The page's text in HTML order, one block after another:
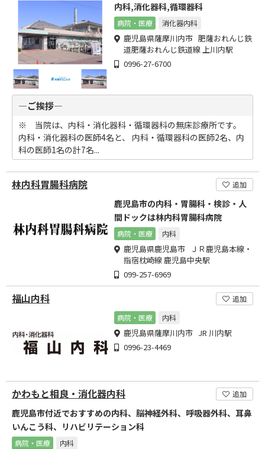
内科,消化器科,循環器科
病院・医療 消化器内科
鹿児島県薩摩川内市 肥薩おれんじ鉄
道肥薩おれんじ鉄道線 上川内駅
0996-27-6700
―ご挨拶―
※ 当院は、内科・消化器科・循環器科の無床診療所です。
内科・消化器科の医師4名と、 内科・循環器科の医師2名、内
科の医師1名の計7名...
林内科胃腸科病院 追加
鹿児島市の内科・胃腸科・検診・人
間ドックは林内科胃腸科病院
病院・医療 内科
鹿児島県鹿児島市 ＪＲ鹿児島本線・
指宿枕崎線 鹿児島中央駅
099-257-6969
福山内科
追加
病院・医療
内科
鹿児島県薩摩川内市 JR 川内駅
0996-23-4469
かわもと相良・消化器内科 追加
鹿児島市付近でおすすめの内科、脳神経外科、呼吸器外科、耳鼻
いんこう科、リハビリテーション科
病院・医療 内科